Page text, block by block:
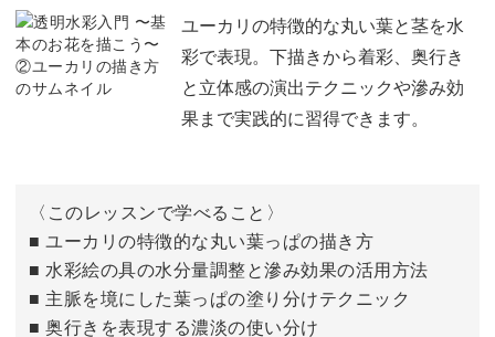
とりときめくこと間違いなしです♪
ユーカリやスターチスなどで基本の描き方を練習し、いよ
いよ季節のお花に挑戦。
春・夏・秋・冬の季節ごとに、各4種類の花を描くことが
できますよ。
パレットに絵の具を出す 05:51
グラスペディア 10:35
茎を塗る
花に点を描く 20:56
ユーカリの特徴的な丸い葉と茎を水
彩で表現。下描きから着彩、奥行き
と立体感の演出テクニックや滲み効
果まで実践的に習得できます。
〈このレッスンで学べること〉
■ ユーカリの特徴的な丸い葉っぱの描き方
■ 水彩絵の具の水分量調整と滲み効果の活用方法
■ 主脈を境にした葉っぱの塗り分けテクニック
■ 奥行きを表現する濃淡の使い分け